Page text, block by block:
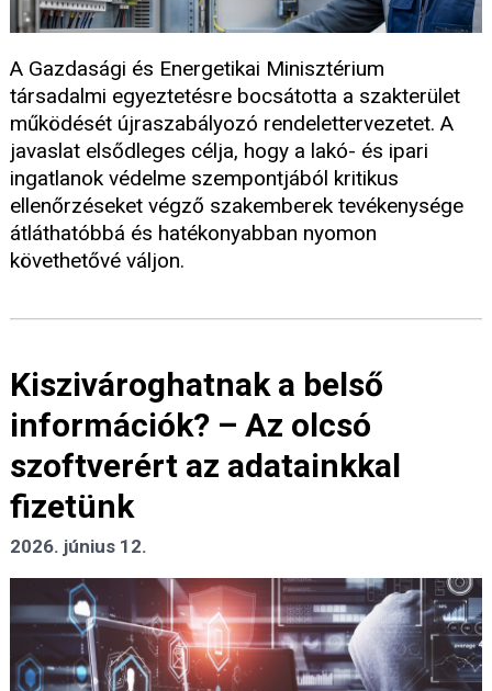
A Gazdasági és Energetikai Minisztérium
társadalmi egyeztetésre bocsátotta a szakterület
működését újraszabályozó rendelettervezetet. A
javaslat elsődleges célja, hogy a lakó- és ipari
ingatlanok védelme szempontjából kritikus
ellenőrzéseket végző szakemberek tevékenysége
átláthatóbbá és hatékonyabban nyomon
követhetővé váljon.
Kiszivároghatnak a belső
információk? – Az olcsó
szoftverért az adatainkkal
fizetünk
2026. június 12.